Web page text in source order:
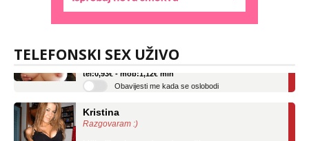
TELEFONSKI SEX UŽIVO
Liliana
Tel: 064/677-677- Kod: #69
Kristina
Razgovaram :)